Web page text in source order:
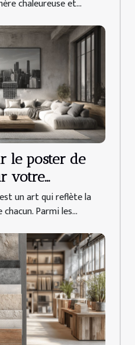
chaleureuse et...
le poster de
votre
un art qui reflète la
Parmi les...